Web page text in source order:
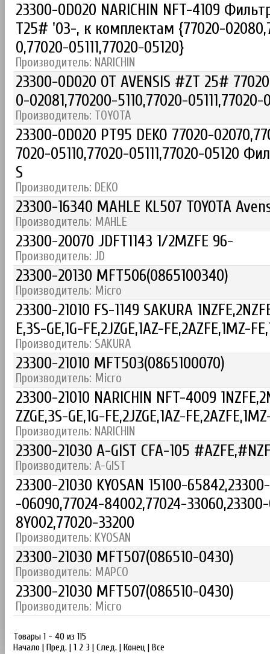
23300-0D020 NARICHIN NFT-4109
T25# '03-, к комплектам {77020-
0,77020-05111,77020-05120}
Производитель: NARICHIN
23300-0D020 OT AVENSIS #ZT 25#
0-02081,770200-5110,77020-05111,77020-
Производитель: TOYOTA
23300-0D020 PT95 DEKO 77020-
7020-05110,77020-05111,77020-05120
S
Производитель: DEKO
23300-16340 MAHLE KL507 TOYOTA
Производитель: MAHLE
23300-20070 JDFT1143 1/2MZFE 96-
Производитель: JD
23300-20130 MFT506(0865100340)
Производитель: Micro
23300-21010 FS-1149 SAKURA
E,3S-GE,1G-FE,2JZGE,1AZ-FE,2AZFE,1MZ-
Производитель: SAKURA
23300-21010 MFT503(0865100070)
Производитель: Micro
23300-21010 NARICHIN NFT-4009
ZZGE,3S-GE,1G-FE,2JZGE,1AZ-
Производитель: NARICHIN
23300-21030 A-GIST CFA-105
Производитель: A-GIST
23300-21030 KYOSAN 15100-
-06090,77024-84002,77024-
8Y002,77020-33200
Производитель: KYOSAN
23300-21030 MFT507(086510-0430)
Производитель: MAPCO
23300-21030 MFT507(086510-0430)
Производитель: Micro
Товары 1 - 40 из 115
Начало | Пред. | 1 2 3 | След. | Конец | Все